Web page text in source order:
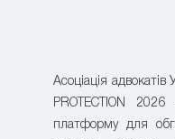
Асоціація
PROTECTION
платформу для